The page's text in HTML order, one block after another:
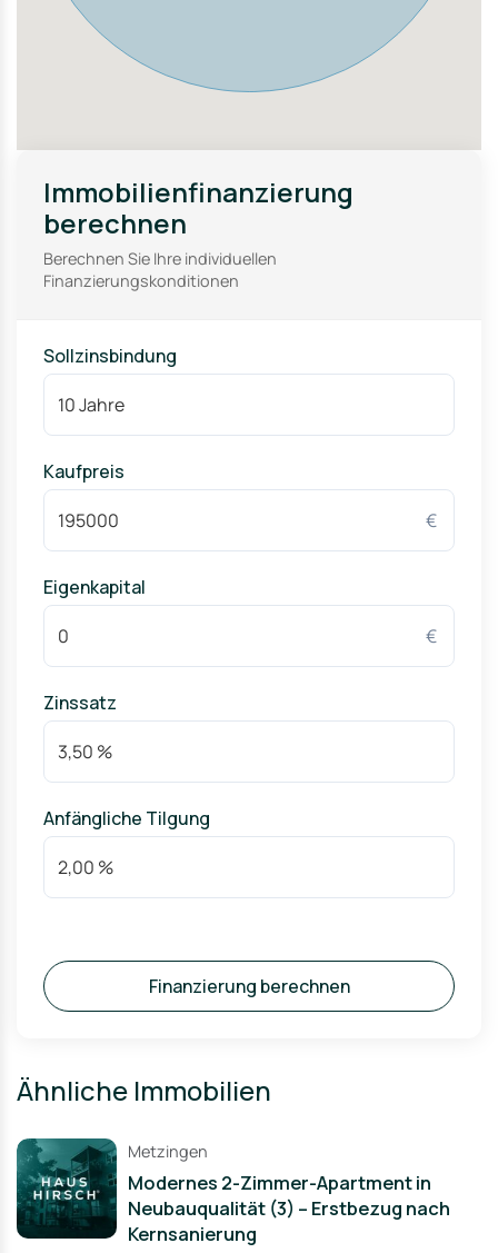
Immobilienfinanzierung
berechnen
Berechnen Sie Ihre individuellen
Finanzierungskonditionen
Sollzinsbindung
Kaufpreis
€
Eigenkapital
€
Zinssatz
Anfängliche Tilgung
Finanzierung berechnen
Ähnliche Immobilien
Metzingen
Modernes 2-Zimmer-Apartment in
Neubauqualität (3) – Erstbezug nach
Kernsanierung